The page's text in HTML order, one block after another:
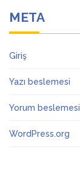
META
Giriş
Yazı beslemesi
Yorum beslemesi
WordPress.org